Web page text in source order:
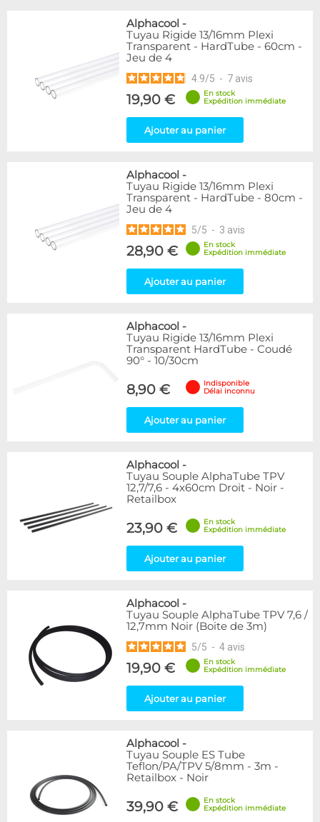
Alphacool -
Tuyau Rigide 13/16mm Plexi
Transparent - HardTube - 60cm -
Jeu de 4
4.9/5 - 7 avis
19,90 €
En stock
Expédition immédiate
Ajouter au panier
Alphacool -
Tuyau Rigide 13/16mm Plexi
Transparent - HardTube - 80cm -
Jeu de 4
5/5 - 3 avis
28,90 €
En stock
Expédition immédiate
Ajouter au panier
Alphacool -
Tuyau Rigide 13/16mm Plexi
Transparent HardTube - Coudé
90° - 10/30cm
8,90 €
Indisponible
Délai inconnu
Ajouter au panier
Alphacool -
Tuyau Souple AlphaTube TPV
12,7/7,6 - 4x60cm Droit - Noir -
Retailbox
23,90 €
En stock
Expédition immédiate
Ajouter au panier
Alphacool -
Tuyau Souple AlphaTube TPV 7,6 /
12,7mm Noir (Boite de 3m)
5/5 - 4 avis
19,90 €
En stock
Expédition immédiate
Ajouter au panier
Alphacool -
Tuyau Souple ES Tube
Teflon/PA/TPV 5/8mm - 3m -
Retailbox - Noir
39,90 €
En stock
Expédition immédiate